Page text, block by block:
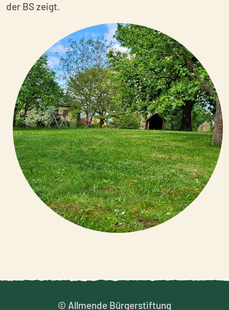
der BS zeigt.
© Allmende Bürgerstiftung